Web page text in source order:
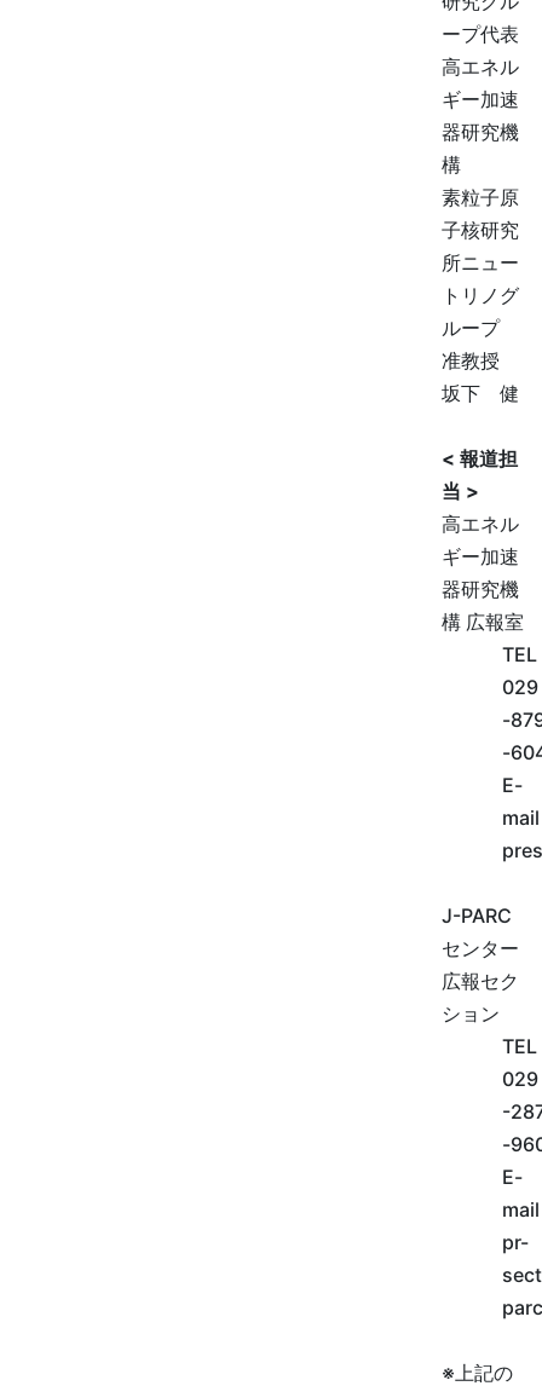
ープ代表
高エネル
ギー加速
器研究機
構
素粒子原
子核研究
所ニュー
トリノグ
ループ
准教授
坂下 健
< 報道担
当 >
高エネル
ギー加速
器研究機
構 広報室
TEL
029
-
-
E-
mail
J-PARC
センター
広報セク
ション
TEL
029
-
-
E-
mail
pr-
※上記の